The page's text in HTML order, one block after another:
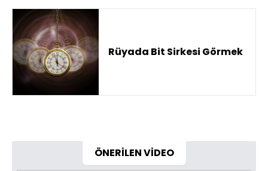
Rüyada Bit Sirkesi Görmek
ÖNERİLEN VİDEO